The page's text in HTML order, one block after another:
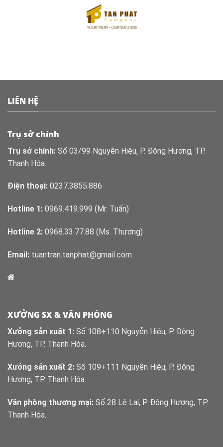
LIÊN HỆ
Trụ sở chính
Trụ sở chính: Số 03/99 Nguyễn Hiệu, P. Đông Hương, TP.
Thanh Hóa.
Điện thoại: 0237.3855.886
Hotline 1: 0969.419.999 (Mr. Tuấn)
Hotline 2: 0968.33.77.88 (Ms. Thương)
Email: tuantran.tanphat@gmail.com
XƯỞNG SX & VĂN PHÒNG
Xưởng sản xuất 1: Số 108+110 Nguyễn Hiệu, P. Đông
Hương, TP. Thanh Hóa.
Xưởng sản xuất 2: Số 109+111 Nguyễn Hiệu, P. Đông
Hương, TP. Thanh Hóa.
Văn phòng thương mại: Số 28 Lê Lai, P. Đông Hương, TP.
Thanh Hóa.